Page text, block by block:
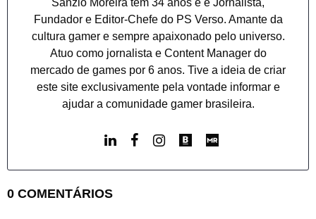
Fundador e Editor-Chefe do PS Verso. Amante da
cultura gamer e sempre apaixonado pelo universo.
Atuo como jornalista e Content Manager do
mercado de games por 6 anos. Tive a ideia de criar
este site exclusivamente pela vontade informar e
ajudar a comunidade gamer brasileira.
0 COMENTÁRIOS